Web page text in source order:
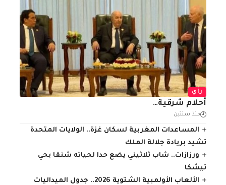
رأي
أحلام شرقية…
منذ سنتين
المساعدات المغربية لسكان غزة.. الولايات المتحدة
تشيد بريادة جلالة الملك
ورزازات.. شاب ثلاثيني يضع حدا لحياته شنقا بحي
تيشكا
الألعاب الأولمبية الشتوية 2026.. جدول الميداليات